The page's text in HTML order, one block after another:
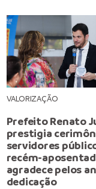
VALORIZAÇÃO
Prefeito Renato
prestigia
servidores
recém-
agradece pelos
dedicação